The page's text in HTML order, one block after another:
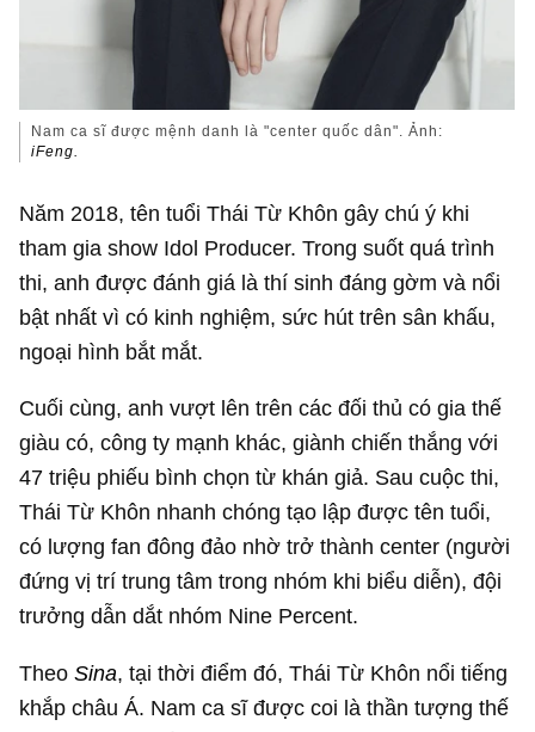
Nam ca sĩ được mệnh danh là "center quốc dân". Ảnh:
iFeng.
Năm 2018, tên tuổi Thái Từ Khôn gây chú ý khi
tham gia show Idol Producer. Trong suốt quá trình
thi, anh được đánh giá là thí sinh đáng gờm và nổi
bật nhất vì có kinh nghiệm, sức hút trên sân khấu,
ngoại hình bắt mắt.
Cuối cùng, anh vượt lên trên các đối thủ có gia thế
giàu có, công ty mạnh khác, giành chiến thắng với
47 triệu phiếu bình chọn từ khán giả. Sau cuộc thi,
Thái Từ Khôn nhanh chóng tạo lập được tên tuổi,
có lượng fan đông đảo nhờ trở thành center (người
đứng vị trí trung tâm trong nhóm khi biểu diễn), đội
trưởng dẫn dắt nhóm Nine Percent.
TheoSina, tại thời điểm đó, Thái Từ Khôn nổi tiếng
khắp châu Á. Nam ca sĩ được coi là thần tượng thế